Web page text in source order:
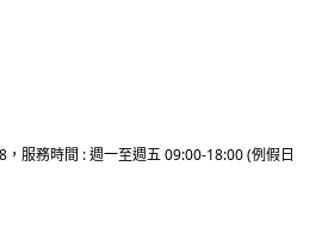
服務時間 : 週一至週五 09:00-18:00 (例假日